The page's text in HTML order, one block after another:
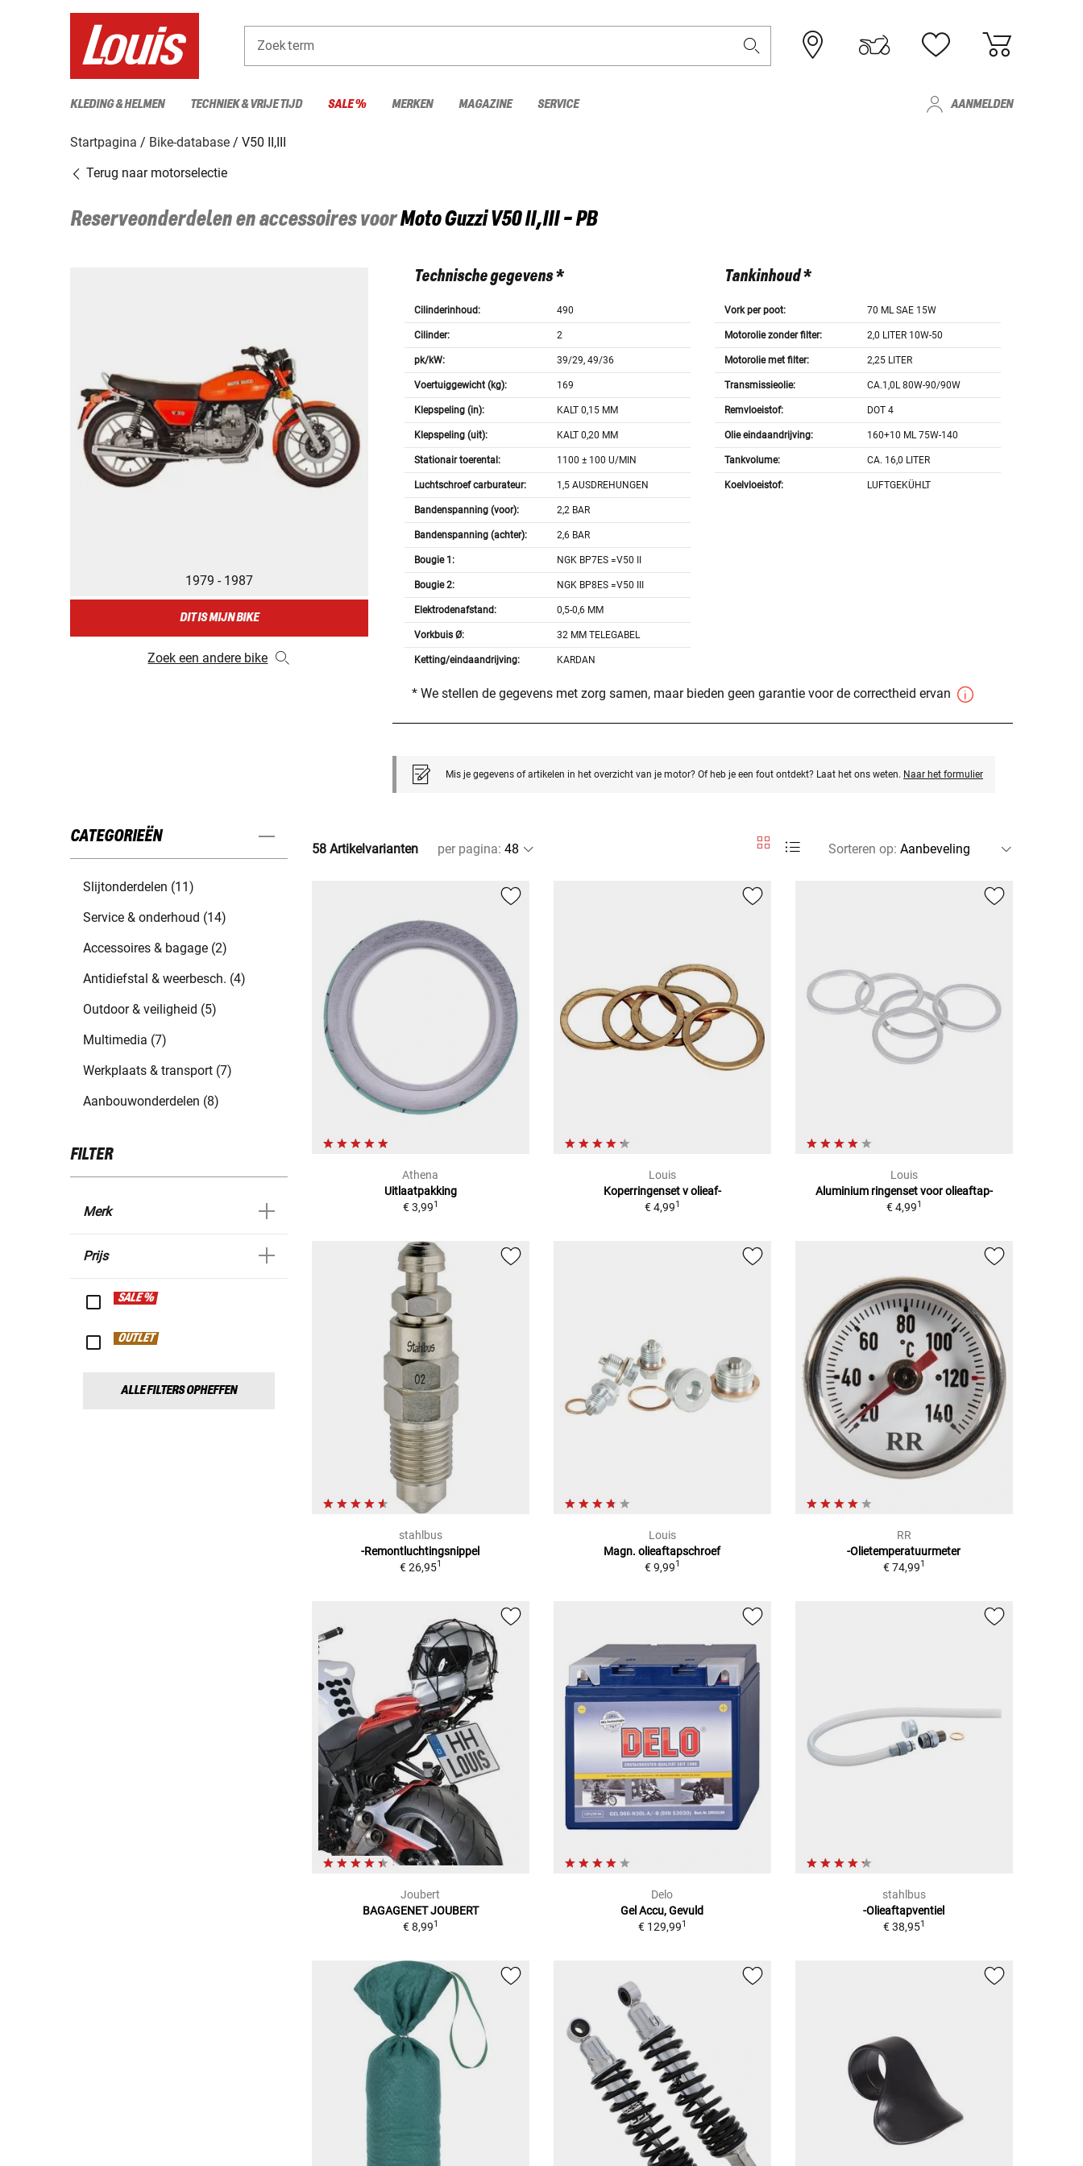
Zoekterm
KLEDING & HELMEN TECHNIEK & VRIJE TIJD SALE % MERKEN MAGAZINE SERVICE AANMELDEN
Startpagina Bike-database
V50 II,III
Terug naar motorselectie
Reserveonderdelen en accessoires voorMoto Guzzi V50 II,III - PB
1979 - 1987
DIT IS MIJN BIKE
Zoek een andere bike
Technische gegevens *
Cilinderinhoud: 490
Cilinder: 2
pk/kW: 39/29, 49/36
Voertuiggewicht (kg): 169
Klepspeling (in): KALT 0,15 MM
Klepspeling (uit): KALT 0,20 MM
Stationair toerental: 1100 ± 100 U/MIN
Luchtschroef carburateur: 1,5 AUSDREHUNGEN
Bandenspanning (voor): 2,2 BAR
Bandenspanning (achter): 2,6 BAR
Bougie 1: NGK BP7ES =V50 II
Bougie 2: NGK BP8ES =V50 III
Elektrodenafstand: 0,5-0,6 MM
Vorkbuis Ø: 32 MM TELEGABEL
Ketting/eindaandrijving: KARDAN
Tankinhoud *
Vork per poot: 70 ML SAE 15W
Motorolie zonder filter: 2,0 LITER 10W-50
Motorolie met filter: 2,25 LITER
Transmissieolie: CA.1,0L 80W-90/90W
Remvloeistof: DOT 4
Olie eindaandrijving: 160+10 ML 75W-140
Tankvolume: CA. 16,0 LITER
Koelvloeistof: LUFTGEKÜHLT
* We stellen de gegevens met zorg samen, maar bieden geen garantie voor de correctheid ervan
Mis je gegevens of artikelen in het overzicht van je motor? Of heb je een fout ontdekt? Laat het ons weten. Naar het formulier
CATEGORIEËN
Slijtonderdelen (11)
Service & onderhoud (14)
Accessoires & bagage (2)
Antidiefstal & weerbesch. (4)
Outdoor & veiligheid (5)
Multimedia (7)
Werkplaats & transport (7)
Aanbouwonderdelen (8)
FILTER
Merk
Prijs
SALE %
OUTLET
ALLE FILTERS OPHEFFEN
58 Artikelvarianten per pagina: Sorteren op:
Athena
Uitlaatpakking
€ 3,991
Louis
Koperringenset v olieaf-
€ 4,991
Louis
Aluminium ringenset voor olieaftap-
€ 4,991
stahlbus
-Remontluchtingsnippel
€ 26,951
Louis
Magn. olieaftapschroef
€ 9,991
RR
-Olietemperatuurmeter
€ 74,991
Joubert
BAGAGENET JOUBERT
€ 8,991
Delo
Gel Accu, Gevuld
€ 129,991
stahlbus
-Olieaftapventiel
€ 38,951